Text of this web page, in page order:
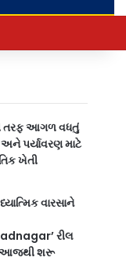
તરફ આગળ વધતું
પર્યાવરણ માટે
ખેતી
વારસાને
રીલ
આજથી શરૂ